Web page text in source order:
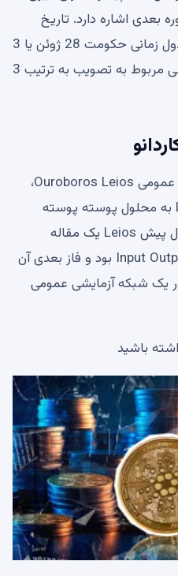
بعدی اشاره دارد. تاریخ
تصویب احتمالی بعدی طبق جدول زمانی حکومت 28 ژوئن یا 3
ژوئیه است و تاریخ های احتمالی مربوط به تصویب به ترتیب 3
Musashi Dojo، شبکه آزمایش عمومی Ouroboros Leios،
این هفته راه اندازی شد. Leios به محلول پوسته پوسته
شدن کاردانو اشاره دارد. یک سال پیش Leios یک مقاله
تحقیقاتی از Input Output (IO) Research بود و فاز بعدی آن
یک شبکه آزمایشی عمومی
باشید